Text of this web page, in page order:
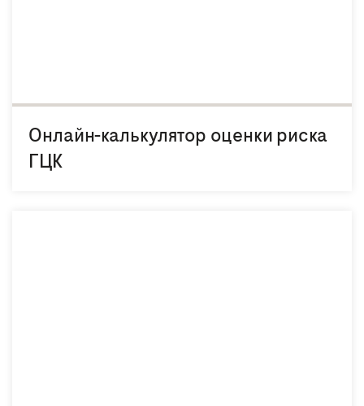
Онлайн-калькулятор оценки риска
ГЦК